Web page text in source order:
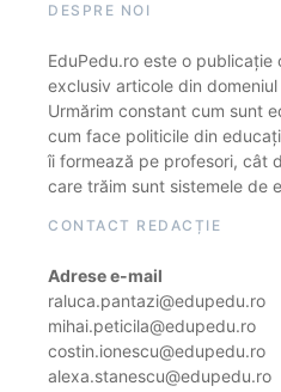
DESPRE NOI
EduPedu.ro este o
exclusiv articole din
Urmărim constant cum sunt
cum face politicile din
îi formează pe profesori, cât
care trăim sunt sistemele de
CONTACT REDACȚIE
Adrese e-mail
raluca.pantazi@edupedu.ro
mihai.peticila@edupedu.ro
costin.ionescu@edupedu.ro
alexa.stanescu@edupedu.ro